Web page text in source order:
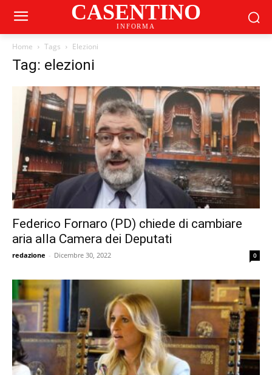
CASENTINO
INFORMA
Home Tags Elezioni
Tag: elezioni
Federico Fornaro (PD) chiede di cambiare
aria alla Camera dei Deputati
redazione - Dicembre 30, 2022 0